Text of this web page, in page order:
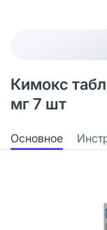
Кимокс
мг 7 шт
Основное